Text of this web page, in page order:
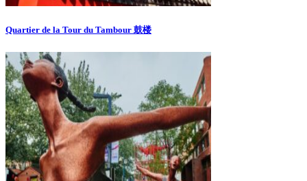
Quartier de la Tour du Tambour 鼓楼